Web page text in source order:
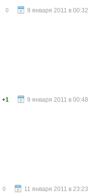
9 января 2011 в 00:32
0
9 января 2011 в 00:48
+1
11 января 2011 в 23:23
0